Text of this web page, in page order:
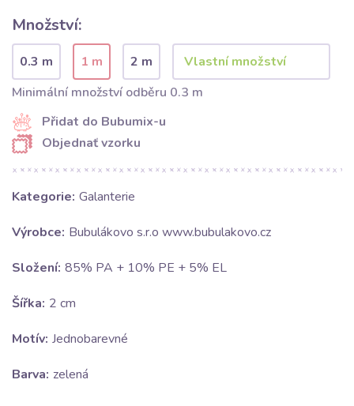
Množství:
0.3 m 1 m
2 m
Minimální množství odběru 0.3 m
Přidat do Bubumix-u
Objednať vzorku
Kategorie: Galanterie
Výrobce: Bubulákovo s.r.o www.bubulakovo.cz
Složení: 85% PA + 10% PE + 5% EL
Šířka: 2 cm
Motív: Jednobarevné
Barva: zelená